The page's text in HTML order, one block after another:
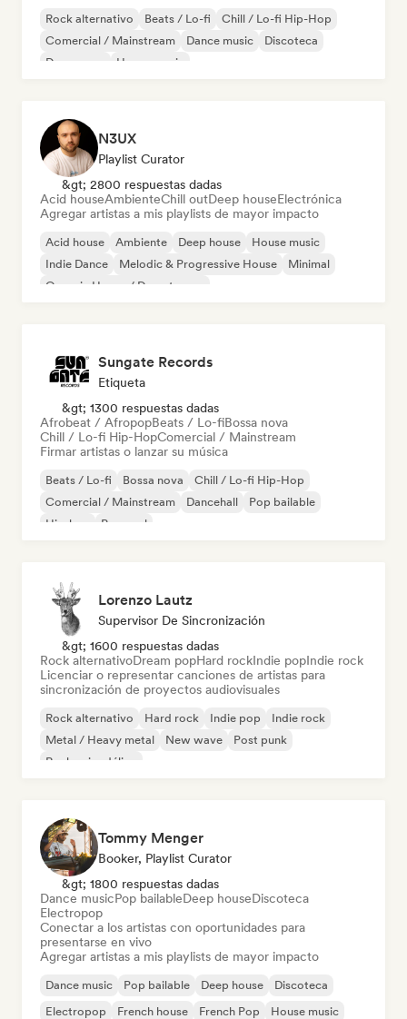
Rock alternativo Beats / Lo-fi
Chill / Lo-fi Hip-Hop
Comercial / Mainstream
Dance music
Discoteca
Dream pop
House music
N3UX
Playlist Curator
&gt; 2800 respuestas dadas
Acid houseAmbienteChill outDeep houseElectrónica
Agregar artistas a mis playlists de mayor impacto
Acid house Ambiente Deep house
House music
Indie Dance
Melodic & Progressive House
Minimal
Organic House / Downtempo
Sungate Records
Etiqueta
&gt; 1300 respuestas dadas
Afrobeat / AfropopBeats / Lo-fiBossa nova
Chill / Lo-fi Hip-HopComercial / Mainstream
Firmar artistas o lanzar su música
Beats / Lo-fi Bossa nova
Chill / Lo-fi Hip-Hop
Comercial / Mainstream
Dancehall
Pop bailable
Hip-hop
Pop soul
Lorenzo Lautz
Supervisor De Sincronización
&gt; 1600 respuestas dadas
Rock alternativoDream popHard rockIndie popIndie rock
Licenciar o representar canciones de artistas para
sincronización de proyectos audiovisuales
Rock alternativo Hard rock Indie pop
Indie rock
Metal / Heavy metal
New wave
Post punk
Rock psicodélico
Tommy Menger
Booker, Playlist Curator
&gt; 1800 respuestas dadas
Dance musicPop bailableDeep houseDiscoteca
Electropop
Conectar a los artistas con oportunidades para
presentarse en vivo
Agregar artistas a mis playlists de mayor impacto
Dance music Pop bailable Deep house
Discoteca
Electropop
French house French Pop House music